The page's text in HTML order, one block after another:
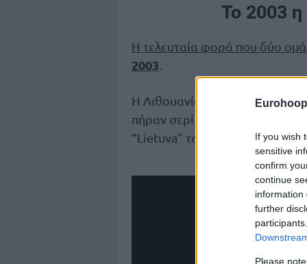
If you wish
sensitive
confirm
continue
information
further
Please
Το 2003
Η τελευταία φορά που δύο
2003.
Η Λιθουανία κι η Ισπανία
πήραν σερί από την
“Lietuva” του
MVP Σαρούνας